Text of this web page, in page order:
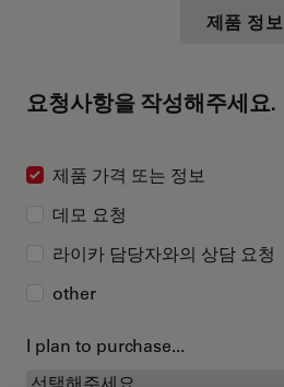
제품 정보
요청사항을 작성해주세요.
제품 가격 또는 정보
데모 요청
라이카 담당자와의 상담 요청
other
I plan to purchase...